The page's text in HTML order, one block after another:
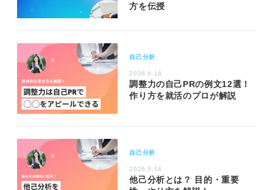
方を伝授
自己分析
2026.6.16
調整力の自己PRの例文12選！
作り方を就活のプロが解説
自己分析
2026.5.14
他己分析とは？ 目的・重要